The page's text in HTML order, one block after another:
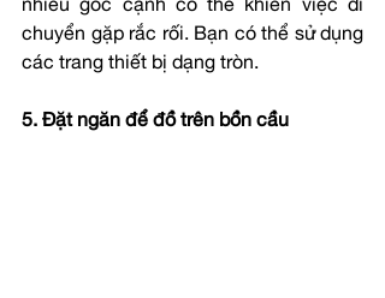
nhiều góc cạnh có thể khiến việc di
chuyển gặp rắc rối. Bạn có thể sử dụng
các trang thiết bị dạng tròn.
5. Đặt ngăn để đồ trên bồn cầu